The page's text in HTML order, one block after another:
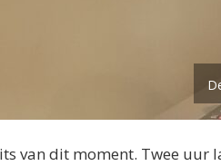
van dit moment. Twee uur